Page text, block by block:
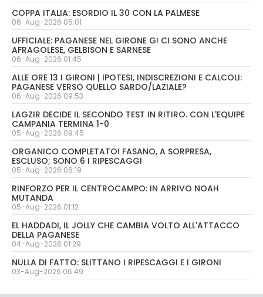
COPPA ITALIA: ESORDIO IL 30 CON LA PALMESE
06-Aug-2026 05:01
UFFICIALE: PAGANESE NEL GIRONE G! CI SONO ANCHE
AFRAGOLESE, GELBISON E SARNESE
06-Aug-2026 01:45
ALLE ORE 13 I GIRONI | IPOTESI, INDISCREZIONI E CALCOLI:
PAGANESE VERSO QUELLO SARDO/LAZIALE?
06-Aug-2026 09:53
LAGZIR DECIDE IL SECONDO TEST IN RITIRO. CON L'EQUIPE
CAMPANIA TERMINA 1-0
05-Aug-2026 09:45
ORGANICO COMPLETATO! FASANO, A SORPRESA,
ESCLUSO; SONO 6 I RIPESCAGGI
05-Aug-2026 06:19
RINFORZO PER IL CENTROCAMPO: IN ARRIVO NOAH
MUTANDA
05-Aug-2026 01:12
EL HADDADI, IL JOLLY CHE CAMBIA VOLTO ALL'ATTACCO
DELLA PAGANESE
04-Aug-2026 01:29
NULLA DI FATTO: SLITTANO I RIPESCAGGI E I GIRONI
03-Aug-2026 06:49